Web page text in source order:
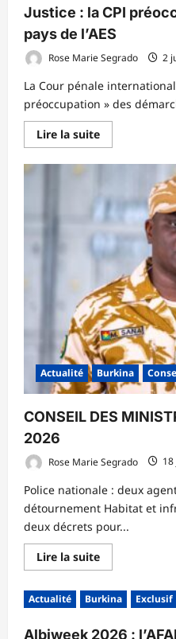
partition
dans
la
vulgarisation
du
nouveau
des
personnes
et
de
la
famille
‎Justice : la CPI
pays de l’AES ‎
Rose Marie Segrado 2
‎La Cour pénale
préoccupation » des
Lire la suiteEn
savoir
sur
la
CPI
préoccupée
par
retrait
des
pays
de
l’AES
Actualité Burkina
CONSEIL DES
2026
Rose Marie Segrado
Police nationale : deux
détournement Habitat et
deux décrets pour...
Lire la suiteEn
savoir
sur
CONSEIL
DES
DU
Actualité Burkina Exclusif
Albiweek 2026 :